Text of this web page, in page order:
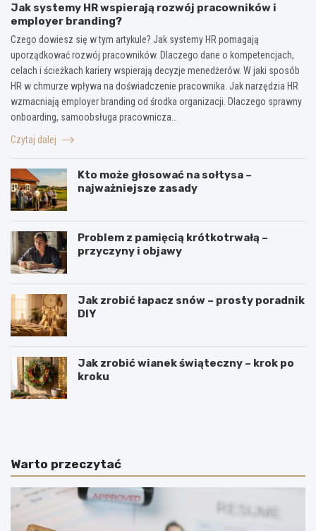
Jak systemy HR wspierają rozwój pracowników i
employer branding?
Czego dowiesz się w tym artykule? Jak systemy HR pomagają
uporządkować rozwój pracowników. Dlaczego dane o kompetencjach,
celach i ścieżkach kariery wspierają decyzje menedżerów. W jaki sposób
HR w chmurze wpływa na doświadczenie pracownika. Jak narzędzia HR
wzmacniają employer branding od środka organizacji. Dlaczego sprawny
onboarding, samoobsługa pracownicza…
Czytaj dalej
Kto może głosować na sołtysa –
najważniejsze zasady
Problem z pamięcią krótkotrwałą –
przyczyny i objawy
Jak zrobić łapacz snów – prosty poradnik
DIY
Jak zrobić wianek świąteczny – krok po
kroku
J
p
o
l
s
W
y
m
e
n
Warto przeczytać